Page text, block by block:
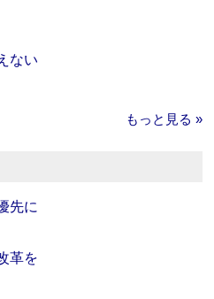
ない
もっと見る »
先に
革を